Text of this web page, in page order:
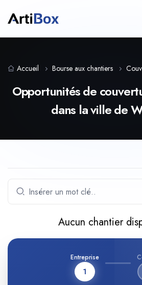
Accueil Bourse aux chantiers
Opportunités de
dans la ville de
Aucun chantier
Entreprise
1